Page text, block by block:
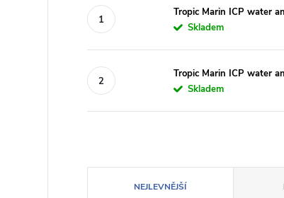
Tropic Marin ICP water
Skladem
Tropic Marin ICP water
Skladem
NEJLEVNĚJŠÍ